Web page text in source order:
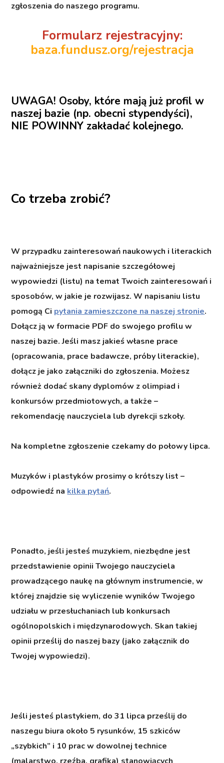
zgłoszenia do naszego programu.
Formularz rejestracyjny:
baza.fundusz.org/rejestracja
UWAGA! Osoby, które mają już profil w
naszej bazie (np. obecni stypendyści),
NIE POWINNY zakładać kolejnego.
Co trzeba zrobić?
W przypadku zainteresowań naukowych i literackich
najważniejsze jest napisanie szczegółowej
wypowiedzi (listu) na temat Twoich zainteresowań i
sposobów, w jakie je rozwijasz. W napisaniu listu
pomogą Ci pytania zamieszczone na naszej stronie.
Dołącz ją w formacie PDF do swojego profilu w
naszej bazie. Jeśli masz jakieś własne prace
(opracowania, prace badawcze, próby literackie),
dołącz je jako załączniki do zgłoszenia. Możesz
również dodać skany dyplomów z olimpiad i
konkursów przedmiotowych, a także –
rekomendację nauczyciela lub dyrekcji szkoły.
Na kompletne zgłoszenie czekamy do połowy lipca.
Muzyków i plastyków prosimy o krótszy list –
odpowiedź nakilka pytań.
Ponadto, jeśli jesteś muzykiem, niezbędne jest
przedstawienie opinii Twojego nauczyciela
prowadzącego naukę na głównym instrumencie, w
której znajdzie się wyliczenie wyników Twojego
udziału w przesłuchaniach lub konkursach
ogólnopolskich i międzynarodowych. Skan takiej
opinii prześlij do naszej bazy (jako załącznik do
Twojej wypowiedzi).
Jeśli jesteś plastykiem, do 31 lipca prześlij do
naszegu biura około 5 rysunków, 15 szkiców
„szybkich” i 10 prac w dowolnej technice